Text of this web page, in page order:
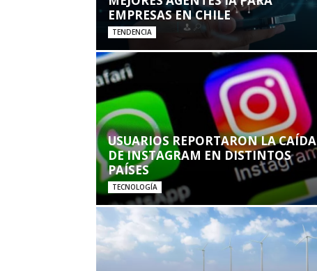
EMPRESAS EN CHILE
TENDENCIA
USUARIOS REPORTARON LA CAÍDA
DE INSTAGRAM EN DISTINTOS
PAÍSES
TECNOLOGÍA